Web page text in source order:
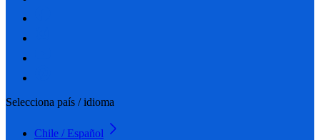
Selecciona país / idioma
Chile / Español